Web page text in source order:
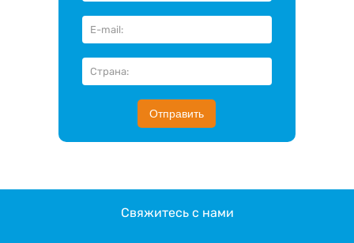
Отправить
Свяжитесь с нами